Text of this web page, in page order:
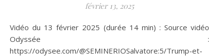
février 13, 2025
Vidéo du 13 février 2025 (durée 14 min) : Source vidéo
Odyssée :
https://odysee.com/@SEMINERIOSalvatore:5/Trump-et-